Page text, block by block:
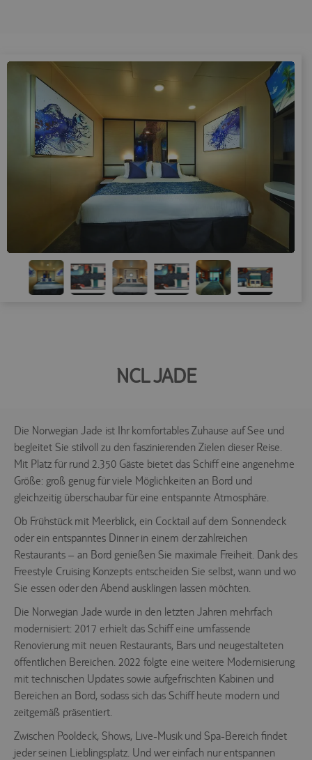
NCL JADE
Die Norwegian Jade ist Ihr komfortables Zuhause auf See und
begleitet Sie stilvoll zu den faszinierenden Zielen dieser Reise.
Mit Platz für rund 2.350 Gäste bietet das Schiff eine angenehme
Größe: groß genug für viele Möglichkeiten an Bord und
gleichzeitig überschaubar für eine entspannte Atmosphäre.
Ob Frühstück mit Meerblick, ein Cocktail auf dem Sonnendeck
oder ein entspanntes Dinner in einem der zahlreichen
Restaurants – an Bord genießen Sie maximale Freiheit. Dank des
Freestyle Cruising Konzepts entscheiden Sie selbst, wann und wo
Sie essen oder den Abend ausklingen lassen möchten.
Die Norwegian Jade wurde in den letzten Jahren mehrfach
modernisiert: 2017 erhielt das Schiff eine umfassende
Renovierung mit neuen Restaurants, Bars und neugestalteten
öffentlichen Bereichen. 2022 folgte eine weitere Modernisierung
mit technischen Updates sowie aufgefrischten Kabinen und
Bereichen an Bord, sodass sich das Schiff heute modern und
zeitgemäß präsentiert.
Zwischen Pooldeck, Shows, Live-Musik und Spa-Bereich findet
jeder seinen Lieblingsplatz. Und wer einfach nur entspannen